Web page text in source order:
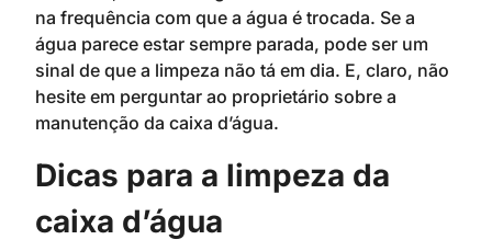
na frequência com que a água é trocada. Se a
água parece estar sempre parada, pode ser um
sinal de que a limpeza não tá em dia. E, claro, não
hesite em perguntar ao proprietário sobre a
manutenção da caixa d’água.
Dicas para a limpeza da
caixa d’água